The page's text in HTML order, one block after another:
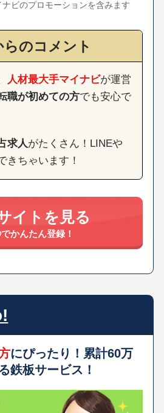
ビのプロモーションを含みます
らのコメント
人材最大手マイナビが運営
職が初めての方でも安心で
求人がたくさん！LINEや
きちゃいます！
イトを見る
かんたん登録！
にぴったり！累計60万
鉄板サービス！